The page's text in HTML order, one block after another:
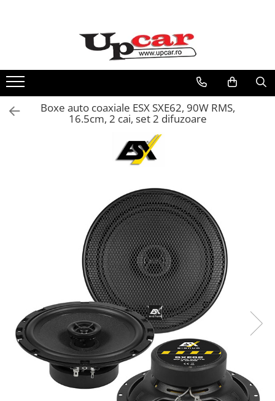
Toate Produsele
Trotinete Electrice
Tricicluri Electrice
Electrice si Electronice
Electrocasnice Mici
Audio & Video
Scutere electrice
Boxe auto coaxiale ESX SXE62, 90W RMS,
16.5cm, 2 cai, set 2 difuzoare